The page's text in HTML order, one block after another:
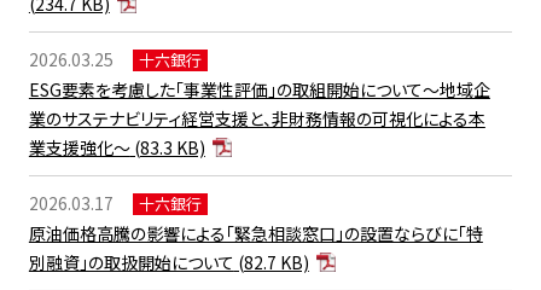
2026.03.25 十六銀行
ESG要素を考慮した「事業性評価」の取組開始について～地域企
業のサステナビリティ経営支援と、非財務情報の可視化による本
業支援強化～(83.3 KB)
2026.03.17 十六銀行
原油価格高騰の影響による「緊急相談窓口」の設置ならびに「特
別融資」の取扱開始について (82.7 KB)